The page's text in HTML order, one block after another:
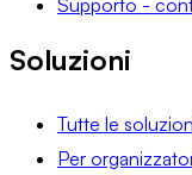
Soluzioni
Tutte le
Per